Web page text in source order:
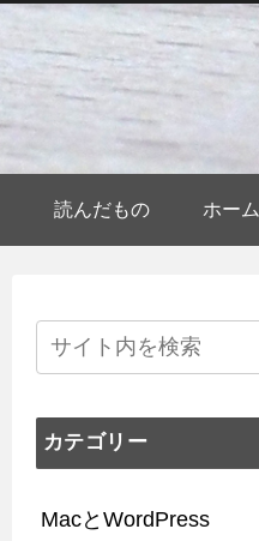
読んだもの ホーム
カテゴリー
MacとWordPress